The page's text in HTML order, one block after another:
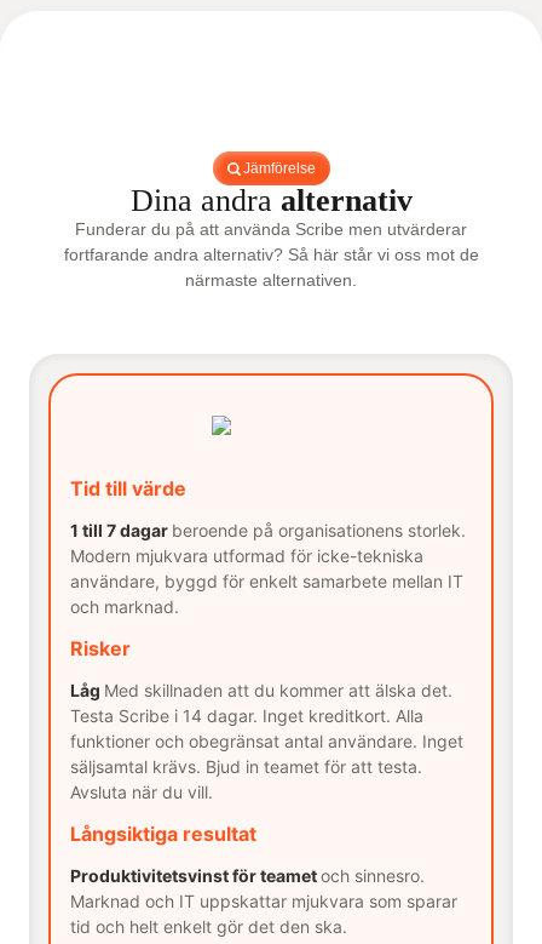
Jämförelse
Dina andra alternativ
Funderar du på att använda Scribe men utvärderar
fortfarande andra alternativ? Så här står vi oss mot de
närmaste alternativen.
Tid till värde
1 till 7 dagar beroende på organisationens storlek.
Modern mjukvara utformad för icke-tekniska
användare, byggd för enkelt samarbete mellan IT
och marknad.
Risker
Låg Med skillnaden att du kommer att älska det.
Testa Scribe i 14 dagar. Inget kreditkort. Alla
funktioner och obegränsat antal användare. Inget
säljsamtal krävs. Bjud in teamet för att testa.
Avsluta när du vill.
Långsiktiga resultat
Produktivitetsvinst för teametoch sinnesro.
Marknad och IT uppskattar mjukvara som sparar
tid och helt enkelt gör det den ska.